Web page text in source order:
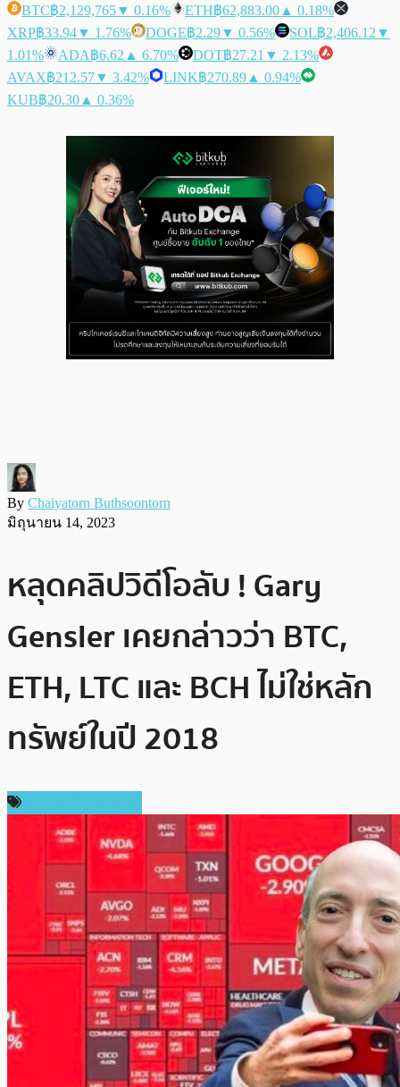
BTC฿2,129,765▼ 0.16% ETH฿62,883.00 ▲ 0.18%
XRP฿33.94▼ 1.76% DOGE฿2.29▼ 0.56% SOL฿2,406.12 ▼
1.01%
ADA฿6.62 ▲ 6.70% DOT฿27.21 ▼ 2.13%
AVAX฿212.57▼ 3.42% LINK฿270.89 ▲ 0.94%
KUB฿20.30 ▲ 0.36%
By Chaiyatorn Buthsoontorn
มิถุนายน 14, 2023
หลุดคลิปวิดีโอลับ ! Gary
Gensler เคยกล่าวว่า BTC,
ETH, LTC และ BCH ไม่ใช่หลัก
ทรัพย์ในปี 2018